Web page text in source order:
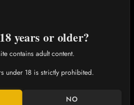
カスタマイズ可能なパートナー｜
ボディタイプをご用意
ィギュア]
years or older?
contains adult content.
under 18 is strictly prohibited.
NO